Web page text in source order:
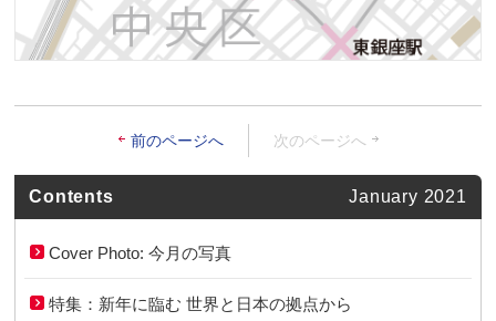
前のページへ 次のページへ
Contents January 2021
Cover Photo: 今月の写真
特集：新年に臨む 世界と日本の拠点から